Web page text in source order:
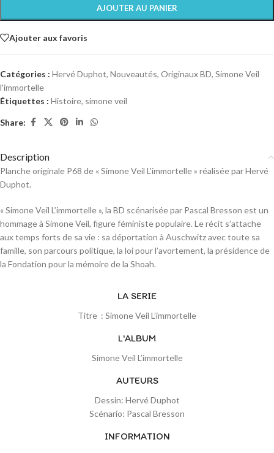
AJOUTER AU PANIER
Ajouter aux favoris
Catégories : Hervé Duphot, Nouveautés, Originaux BD, Simone Veil
l'immortelle
Étiquettes : Histoire, simone veil
Share:
Description
Planche originale P68 de « Simone Veil L’immortelle » réalisée par Hervé
Duphot.
« Simone Veil L’immortelle », la BD scénarisée par Pascal Bresson est un
hommage à Simone Veil, figure féministe populaire. Le récit s’attache
aux temps forts de sa vie : sa déportation à Auschwitz avec toute sa
famille, son parcours politique, la loi pour l’avortement, la présidence de
la Fondation pour la mémoire de la Shoah.
LA SERIE
Titre : Simone Veil L’immortelle
L'ALBUM
Simone Veil L’immortelle
AUTEURS
Dessin: Hervé Duphot
Scénario: Pascal Bresson
INFORMATION